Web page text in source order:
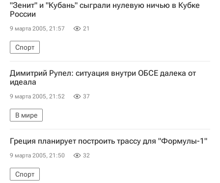
"Зенит" и "Кубань" сыграли нулевую ничью в Кубке
России
9 марта 2005, 21:57 21
Спорт
Димитрий Рупел: ситуация внутри ОБСЕ далека от
идеала
9 марта 2005, 21:52 37
В мире
Греция планирует построить трассу для "Формулы-1"
9 марта 2005, 21:50 32
Спорт